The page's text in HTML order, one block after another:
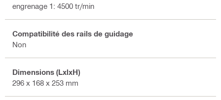
engrenage 1: 4500 tr/min
Compatibilité des rails de guidage
Non
Dimensions (LxlxH)
296 x 168 x 253 mm